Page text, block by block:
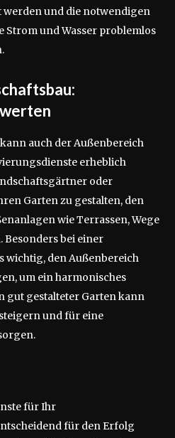
werden und die notwendigen
und Wasser problemlos
auch der Außenbereich
erheblich
oder
Garten zu gestalten, den
wie Terrassen, Wege
Besonders bei einer
wichtig, den Außenbereich
um ein harmonisches
gut gestalteter Garten kann
und für eine
für Ihr
für den Erfolg